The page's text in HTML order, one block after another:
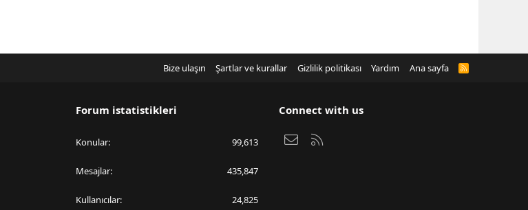
Bize ulaşın Şartlar ve kurallar Gizlilik politikası Yardım Ana sayfa
R
Forum istatistikleri
Konular 99,613
Mesajlar 435,847
Kullanıcılar 24,825
Connect with us
Bize ulaşın